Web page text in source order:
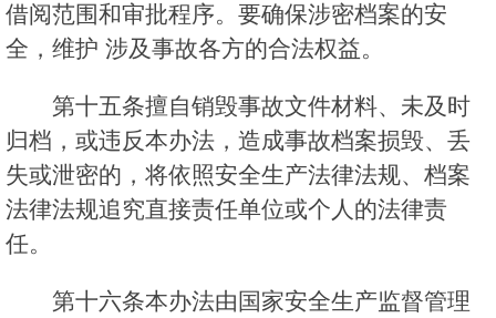
借阅范围和审批程序。要确保涉密档案的安
全，维护 涉及事故各方的合法权益。
第十五条擅自销毁事故文件材料、未及时
归档，或违反本办法，造成事故档案损毁、丢
失或泄密的，将依照安全生产法律法规、档案
法律法规追究直接责任单位或个人的法律责
任。
第十六条本办法由国家安全生产监督管理